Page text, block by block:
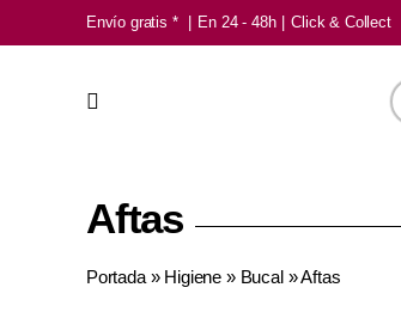
al
Envío gratis * En 24 - 48h Click & Collect
de
Aftas
Portada» Higiene » Bucal»Aftas